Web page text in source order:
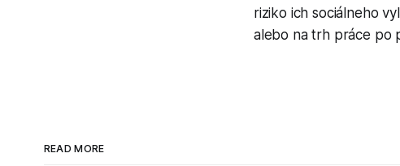
riziko ich sociálneho
alebo na trh práce po
READ MORE